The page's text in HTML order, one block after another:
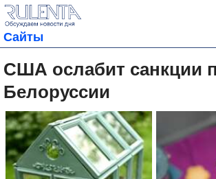
Сайты
США ослабит санкции
Белоруссии